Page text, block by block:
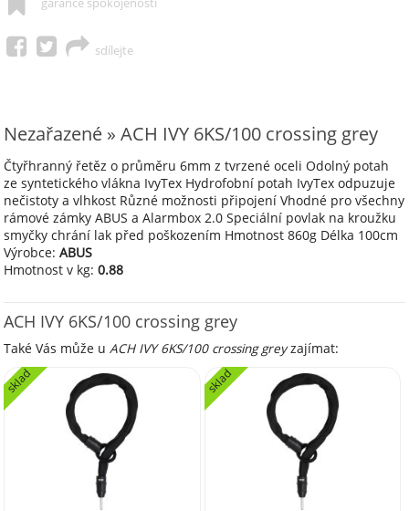
sdílejte
Nezařazené » ACH IVY 6KS/100 crossing grey
Čtyřhranný řetěz o průměru 6mm z tvrzené oceli Odolný potah
ze syntetického vlákna IvyTex Hydrofobní potah IvyTex odpuzuje
nečistoty a vlhkost Různé možnosti připojení Vhodné pro všechny
rámové zámky ABUS a Alarmbox 2.0 Speciální povlak na kroužku
smyčky chrání lak před poškozením Hmotnost 860g Délka 100cm
Výrobce:ABUS
Hmotnost v kg:0.88
ACH IVY 6KS/100 crossing grey
Také Vás může uACH IVY 6KS/100 crossing greyzajímat:
sklad sklad